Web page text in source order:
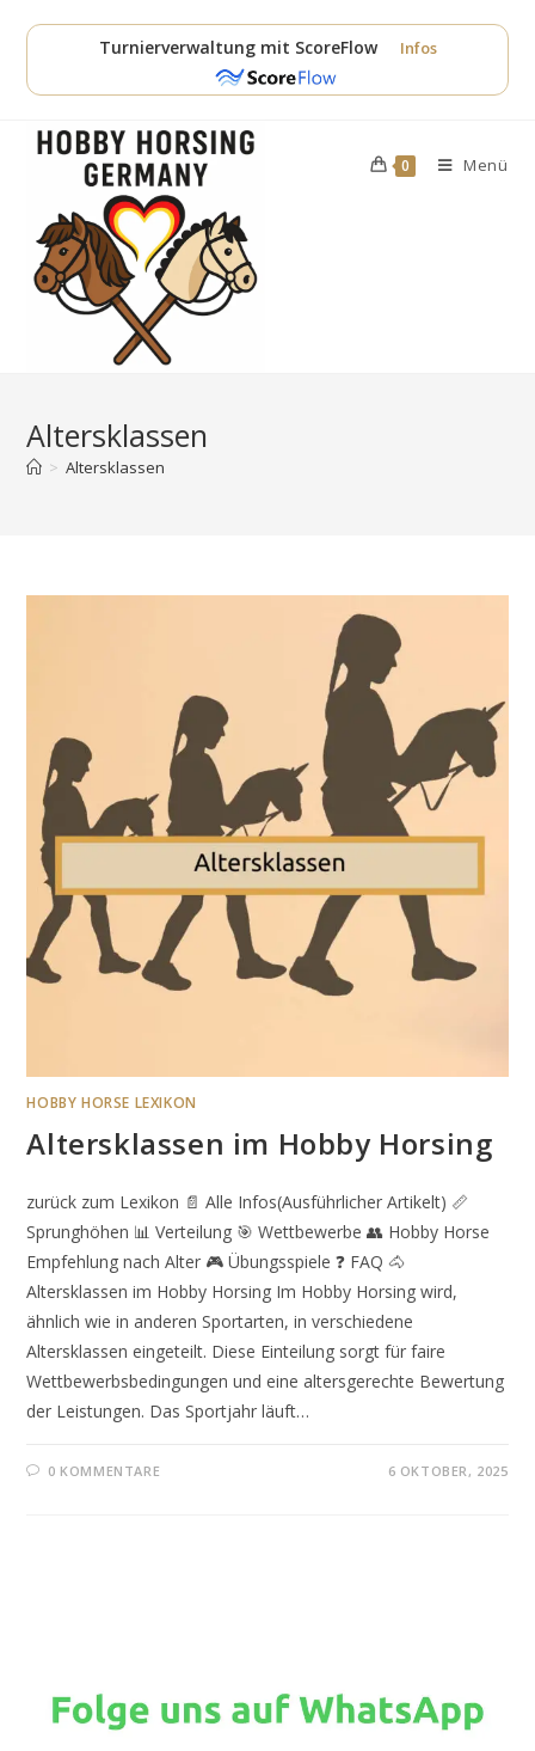
Inhalt
Turnierverwaltung mit ScoreFlow Infos
0 Menü
Altersklassen
> Altersklassen
HOBBY HORSE LEXIKON
Altersklassen im Hobby Horsing
zurück zum Lexikon 📄 Alle Infos(Ausführlicher Artikelt) 📏
Sprunghöhen 📊 Verteilung 🎯 Wettbewerbe 👥 Hobby Horse
Empfehlung nach Alter 🎮 Übungsspiele ❓ FAQ 🐴
Altersklassen im Hobby Horsing Im Hobby Horsing wird,
ähnlich wie in anderen Sportarten, in verschiedene
Altersklassen eingeteilt. Diese Einteilung sorgt für faire
Wettbewerbsbedingungen und eine altersgerechte Bewertung
der Leistungen. Das Sportjahr läuft…
0 KOMMENTARE 6 OKTOBER, 2025